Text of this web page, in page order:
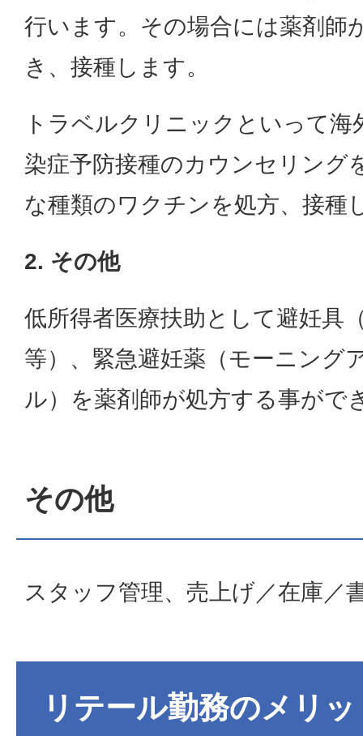
行います。その場合には薬剤師
き、接種します。
トラベルクリニックといって海
染症予防接種のカウンセリング
な種類のワクチンを処方、接種
2. その他
低所得者医療扶助として避妊具
等）、緊急避妊薬（モーニング
ル）を薬剤師が処方する事がで
その他
スタッフ管理、売上げ／在庫／
リテール勤務のメリ